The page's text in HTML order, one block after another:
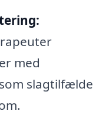
med
slagtilfælde